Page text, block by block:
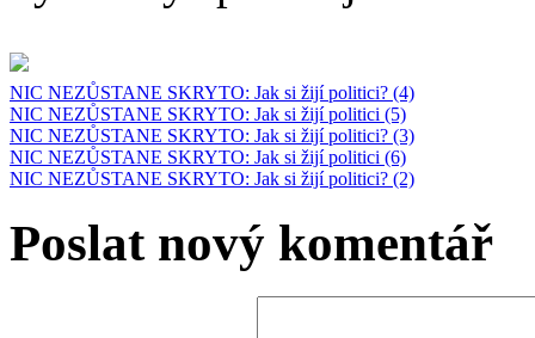
NIC NEZŮSTANE SKRYTO: Jak si žijí politici? (4)
NIC NEZŮSTANE SKRYTO: Jak si žijí politici (5)
NIC NEZŮSTANE SKRYTO: Jak si žijí politici? (3)
NIC NEZŮSTANE SKRYTO: Jak si žijí politici (6)
NIC NEZŮSTANE SKRYTO: Jak si žijí politici? (2)
Poslat nový komentář